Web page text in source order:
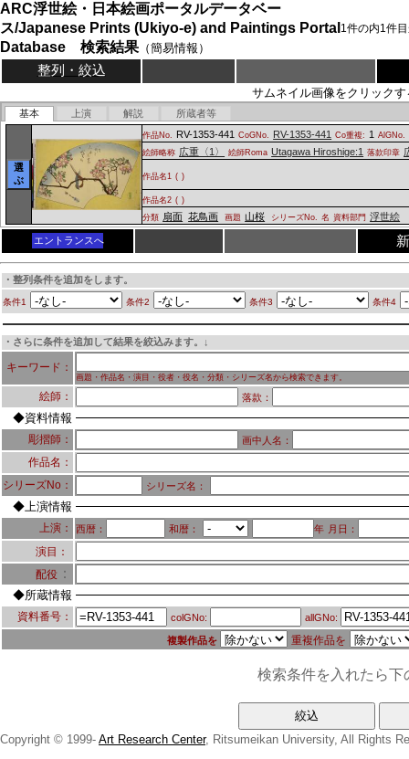
ARC浮世絵・日本絵画ポータルデータベー
ス/Japanese Prints (Ukiyo-e) and Paintings Portal
Database 検索結果（簡易情報）
1件の内1件
整列・絞込
サムネイル画像をクリック
基本 上演 解説 所蔵者等
選
ぶ
作品No. RV-1353-441 CoGNo. RV-1353-441 Co重複: 1
AlGNo.
絵師略称 広重〈1〉 絵師Roma Utagawa Hiroshige:1 落款印章
作品名1 ( )
作品名2 ( )
分類 扇面 花鳥画 画題 山桜 シリーズNo. 名 資料部門 浮世絵
エントランスへ
・整列条件を追加をします。
条件1 条件2 条件3 条件4
・さらに条件を追加して結果を絞込みます。↓
キーワード：
画題・作品名・演目・役者・役名・分類・シリーズ名から検索できます。
絵師： 落款：
◆資料情報
彫摺師： 画中人名：
作品名：
シリーズNo：
シリーズ名：
◆上演情報
上演： 西暦： 和暦： 年 月日：
演目：
配役 ：
◆所蔵情報
資料番号： colGNo: allGNo:
複製作品を 重複作品を
検索条件を入れたら
Copyright © 1999- Art Research Center, Ritsumeikan University, All Rights